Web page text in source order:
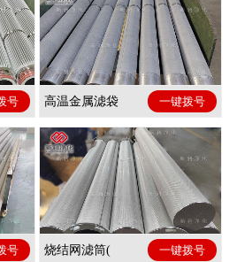
号 高温金属滤袋 一键拨号
号 烧结网滤筒( 一键拨号